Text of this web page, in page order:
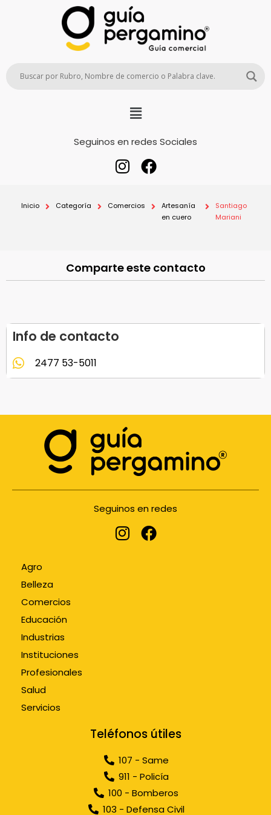
Seguinos en redes Sociales
Inicio Categoría Comercios
Artesanía
en cuero
Santiago
Mariani
Comparte este contacto
Info de contacto
2477 53-5011
Seguinos en redes
Agro
Belleza
Comercios
Educación
Industrias
Instituciones
Profesionales
Salud
Servicios
Teléfonos útiles
107 - Same
911 - Policía
100 - Bomberos
103 - Defensa Civil